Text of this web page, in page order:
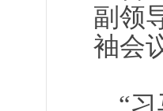
副领
袖会
“